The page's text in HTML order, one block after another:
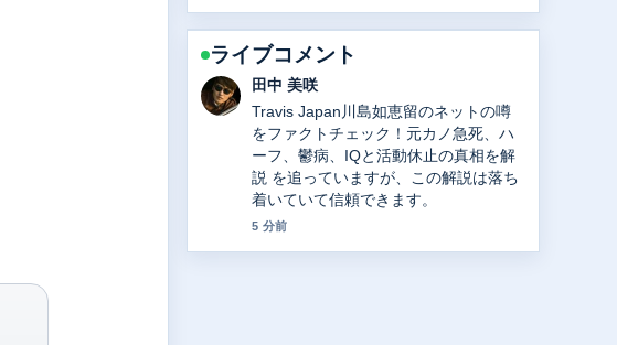
ライブコメント
中村 悠斗
中日ドラゴンズ高橋宏斗の現在｜年俸2
億円の内訳、WBC2大会連続最年少記
録、2025年成績を徹底解説 の背景説明
が助かります。ライブ更新を続けてく
ださい。
7 分前